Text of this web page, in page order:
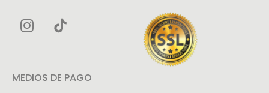
MEDIOS DE PAGO